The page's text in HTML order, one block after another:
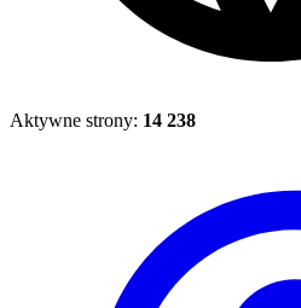
Aktywne strony: 14 238